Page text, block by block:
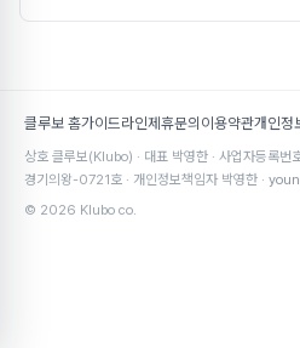
클루보 홈가이드라인제휴문의 이용약관개인정
상호 클루보(Klubo) · 대표 박영한 · 사업자등록
경기의왕-0721호 · 개인정보책임자 박영한 ·
© 2026 Klubo co.